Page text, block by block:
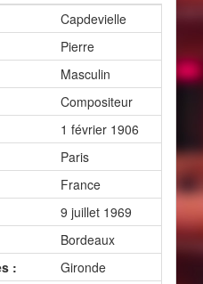
Capdevielle
Pierre
Masculin
Compositeur
1 février 1906
Paris
France
9 juillet 1969
Bordeaux
:
Gironde